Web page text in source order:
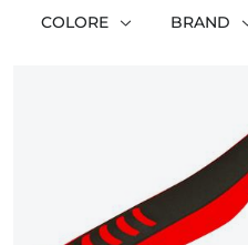
COLORE BRAND